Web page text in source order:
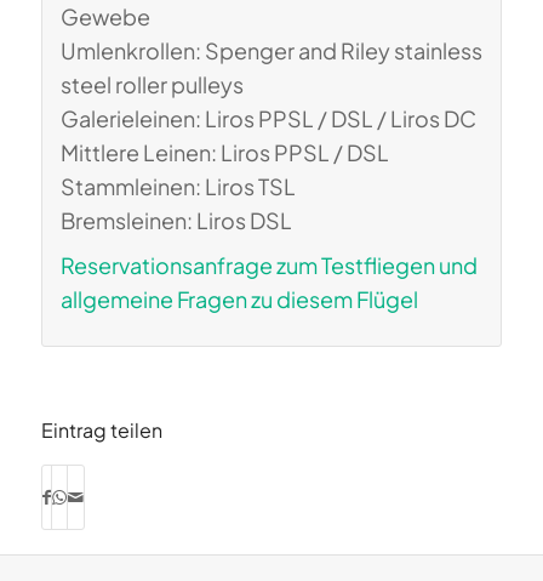
Gewebe
Umlenkrollen: Spenger and Riley stainless
steel roller pulleys
Galerieleinen: Liros PPSL / DSL / Liros DC
Mittlere Leinen: Liros PPSL / DSL
Stammleinen: Liros TSL
Bremsleinen: Liros DSL
Reservationsanfrage zum Testfliegen und
allgemeine Fragen zu diesem Flügel
Eintrag teilen